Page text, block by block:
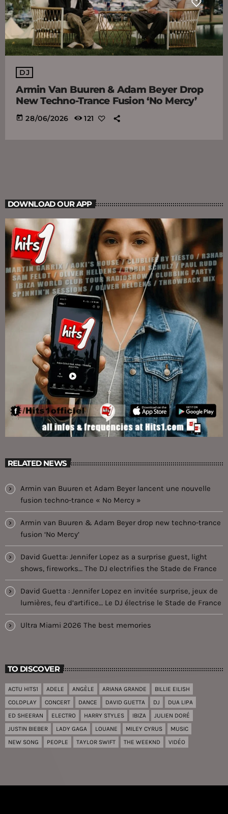
DJ
Armin Van Buuren & Adam Beyer Drop
New Techno-Trance Fusion ‘No Mercy’
today 28/06/2026 121
DOWNLOAD OUR APP
RELATED NEWS
Armin van Buuren et Adam Beyer lancent une nouvelle
fusion techno-trance « No Mercy »
Armin van Buuren & Adam Beyer drop new techno-trance
fusion ‘No Mercy’
David Guetta: Jennifer Lopez as a surprise guest, light
shows, fireworks… The DJ electrifies the Stade de France
David Guetta : Jennifer Lopez en invitée surprise, jeux de
lumières, feu d’artifice… Le DJ électrise le Stade de France
Ultra Miami 2026 The best memories
TO DISCOVER
ACTU HITS1 ADELE ANGÈLE ARIANA GRANDE
BILLIE EILISH
COLDPLAY
CONCERT DANCE DAVID GUETTA DJ
DUA LIPA
ED SHEERAN
ELECTRO HARRY STYLES IBIZA
JULIEN DORÉ
JUSTIN BIEBER
LADY GAGA LOUANE MILEY CYRUS
MUSIC
NEW SONG
PEOPLE TAYLOR SWIFT THE WEEKND VIDÉO